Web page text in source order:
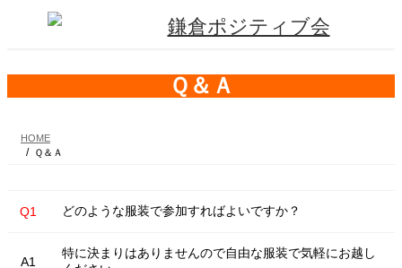
ツ
シ
Ｑ＆Ａ
HOME
Ｑ＆Ａ
Q1 どのような服装で参加すればよいですか？
A1
特に決まりはありませんので自由な服装で気軽にお越し